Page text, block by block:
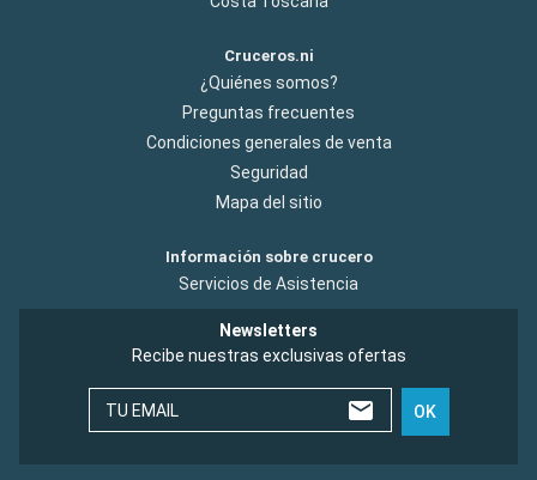
Cruceros.ni
¿Quiénes somos?
Preguntas frecuentes
Condiciones generales de venta
Seguridad
Mapa del sitio
Información sobre crucero
Servicios de Asistencia
Newsletters
Recibe nuestras exclusivas ofertas
TU EMAIL OK